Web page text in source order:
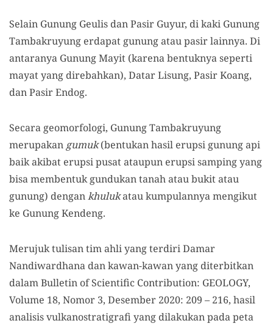
Selain Gunung Geulis dan Pasir Guyur, di kaki Gunung
Tambakruyung erdapat gunung atau pasir lainnya. Di
antaranya Gunung Mayit (karena bentuknya seperti
mayat yang direbahkan), Datar Lisung, Pasir Koang,
danPasir Endog.
Secara geomorfologi, Gunung Tambakruyung
merupakan gumuk(bentukan hasil erupsi gunungapi
baik akibat erupsi pusat ataupun erupsi samping yang
bisa membentuk gundukan tanah atau bukit atau
gunung) dengankhulukatau kumpulannya mengikut
ke Gunung Kendeng.
Merujuktulisan tim ahli yang terdiri Damar
Nandiwardhana dan kawan-kawan yang diterbitkan
dalam Bulletin of Scientific Contribution: GEOLOGY,
Volume 18, Nomor 3, Desember 2020: 209 – 216, hasil
analisis vulkanostratigrafi yang dilakukan pada peta